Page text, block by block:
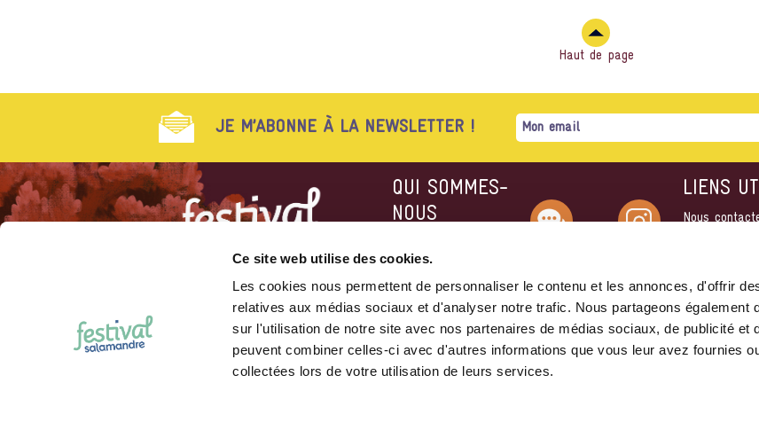
Ce site web utilise des cookies.
Les cookies nous permettent de personnaliser le contenu et les annonces, d'offrir
relatives aux médias sociaux et d'analyser notre trafic. Nous partageons également
sur l'utilisation de notre site avec nos partenaires de médias sociaux, de publicité et
peuvent combiner celles-ci avec d'autres informations que vous leur avez fournies
collectées lors de votre utilisation de leurs services.
Haut de page
JE M’ABONNE À LA NEWSLETTER !
Association des Amis de la
Salamandre
Rue du Musée 4
CH-2000 Neuchâtel
QUI SOMMES-
NOUS
L'équipe
Notre charte éthique
Nous soutenir
Facebook Youtube
LIENS
Nous
Politique de